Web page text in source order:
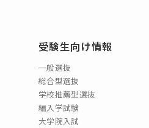
受験生向け情報
一般選抜
総合型選抜
学校推薦型選抜
編入学試験
大学院入試